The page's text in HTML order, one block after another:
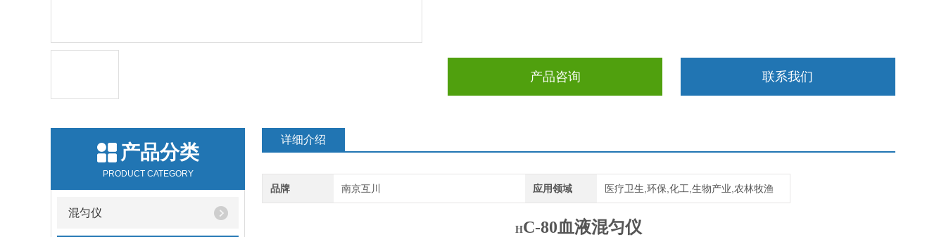
产品咨询 联系我们
产品分类
PRODUCT CATEGORY
混匀仪
详细介绍
品牌 南京互川 应用领域 医疗卫生,环保,化工,生物产业,农林牧渔
HC-80血液混匀仪